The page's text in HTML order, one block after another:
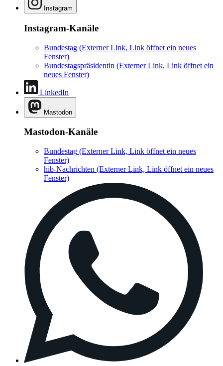
Instagram
Instagram-Kanäle
Bundestag (Externer Link, Link öffnet ein neues
Fenster)
Bundestagspräsidentin (Externer Link, Link öffnet ein
neues Fenster)
LinkedIn
Mastodon
Mastodon-Kanäle
Bundestag (Externer Link, Link öffnet ein neues
Fenster)
hib-Nachrichten (Externer Link, Link öffnet ein neues
Fenster)